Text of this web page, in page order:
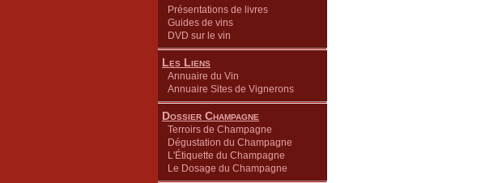
Présentations de livres
Guides de vins
DVD sur le vin
Les Liens
Annuaire du Vin
Annuaire Sites de Vignerons
Dossier Champagne
Terroirs de Champagne
Dégustation du Champagne
L'Étiquette du Champagne
Le Dosage du Champagne